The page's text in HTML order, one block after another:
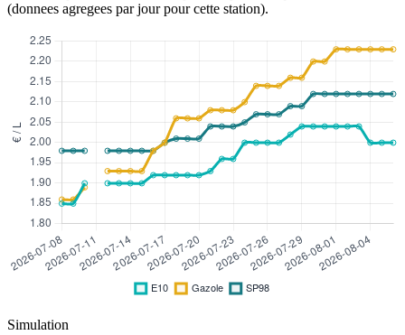
(donnees agregees par jour pour cette station).
Simulation